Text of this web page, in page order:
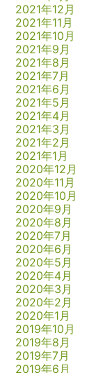
2021年12月
2021年11月
2021年10月
2021年9月
2021年8月
2021年7月
2021年6月
2021年5月
2021年4月
2021年3月
2021年2月
2021年1月
2020年12月
2020年11月
2020年10月
2020年9月
2020年8月
2020年7月
2020年6月
2020年5月
2020年4月
2020年3月
2020年2月
2020年1月
2019年10月
2019年8月
2019年7月
2019年6月